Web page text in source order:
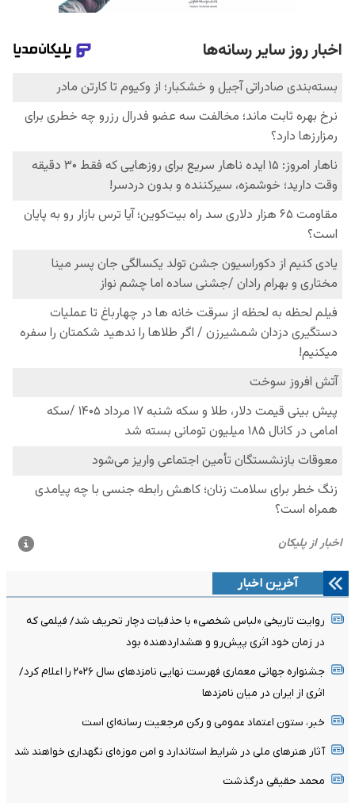
آخرین اخبار
روایت تاریخی «لباس شخصی» با حذفیات دچار تحریف شد/ فیلمی که
در زمان خود اثری پیش‌رو و هشداردهنده بود
جشنواره جهانی معماری فهرست نهایی نامزدهای سال ۲۰۲۶ را اعلام کرد/
اثری از ایران در میان نامزدها
خبر، ستون اعتماد عمومی و رکن مرجعیت رسانه‌ای است
آثار هنرهای ملی در شرایط استاندارد و امن موزه‌ای نگهداری خواهند شد
محمد حقیقی درگذشت